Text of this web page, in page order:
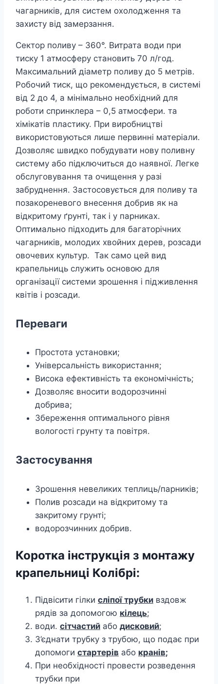
чагарників, для систем охолодження та
захисту від замерзання.
Сектор поливу – 360°. Витрата води при
тиску 1 атмосферу становить 70 л/год.
Максимальний діаметр поливу до 5 метрів.
Робочий тиск, що рекомендується, в системі
від 2 до 4, а мінімально необхідний для
роботи спринклера – 0,5 атмосфери. та
хімікатів пластику. При виробництві
використовуються лише первинні матеріали.
Дозволяє швидко побудувати нову поливну
систему або підключиться до наявної. Легке
обслуговування та очищення у разі
забруднення. Застосовується для поливу та
позакореневого внесення добрив як на
відкритому ґрунті, так і у парниках.
Оптимально підходить для багаторічних
чагарників, молодих хвойних дерев, розсади
овочевих культур. Так само цей вид
крапельниць служить основою для
організації системи зрошення і підживлення
квітів і розсади.
Переваги
Простота установки;
Універсальність використання;
Висока ефективність та економічність;
Дозволяє вносити водорозчинні
добрива;
Збереження оптимального рівня
вологості грунту та повітря.
Застосування
Зрошення невеликих теплиць/парників;
Полив розсади на відкритому та
закритому грунті;
водорозчинних добрив.
Коротка інструкція з монтажу
крапельниці Колібрі:
Підвісити гілки сліпої трубки вздовж
рядів за допомогою кілець;
води. сітчастий або дисковий;
З’єднати трубку з трубою, що подає при
допомоги стартерів або кранів;
При необхідності провести розведення
трубки при